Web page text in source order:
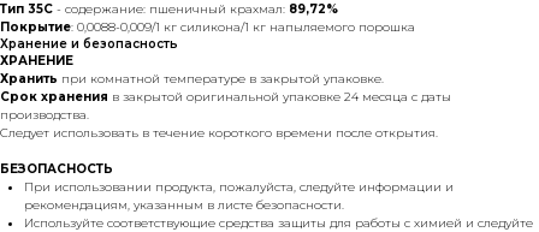
Тип 35C - содержание: пшеничный крахмал: 89,72%
Покрытие: 0,0088-0,009/1 кг силикона/1 кг напыляемого порошка
Хранение и безопасность
ХРАНЕНИЕ
Хранить при комнатной температуре в закрытой упаковке.
Срок хранения в закрытой оригинальной упаковке 24 месяца с даты
производства.
Следует использовать в течение короткого времени после открытия.
БЕЗОПАСНОСТЬ
При использовании продукта, пожалуйста, следуйте информации и
рекомендациям, указанным в листе безопасности.
Используйте соответствующие средства защиты для работы с химией и следуйте